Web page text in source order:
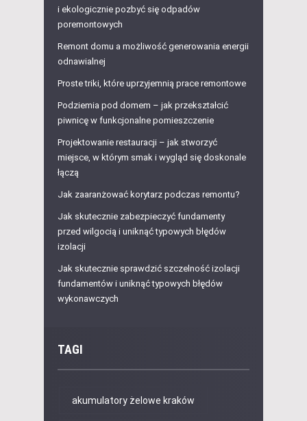
i ekologicznie pozbyć się odpadów
poremontowych
Remont domu a możliwość generowania energii
odnawialnej
Proste triki, które uprzyjemnią prace remontowe
Podziemia pod domem – jak przekształcić
piwnicę w funkcjonalne pomieszczenie
Projektowanie restauracji – jak stworzyć
miejsce, w którym smak i wygląd się doskonale
łączą
Jak zaaranżować korytarz podczas remontu?
Jak skutecznie zabezpieczyć fundamenty
przed wilgocią i uniknąć typowych błędów
izolacji
Jak skutecznie sprawdzić szczelność izolacji
fundamentów i uniknąć typowych błędów
wykonawczych
TAGI
akumulatory żelowe kraków